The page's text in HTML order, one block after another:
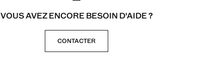
VOUS AVEZ ENCORE BESOIN D'AIDE ?
CONTACTER